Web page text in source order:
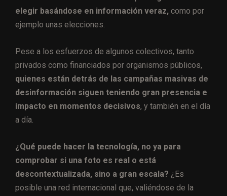
elegir basándose en información veraz, como por
ejemplo unas elecciones.
Pese a los esfuerzos de algunos colectivos, tanto
privados como financiados por organismos públicos,
quienes están detrás de las campañas masivas de
desinformación siguen teniendo gran presencia e
impacto en momentos decisivos, y también en el día
a día.
¿Qué puede hacer la tecnología, no ya para
comprobar si una foto es real o está
descontextualizada, sino a gran escala? ¿Es
posible una red internacional que, valiéndose de la